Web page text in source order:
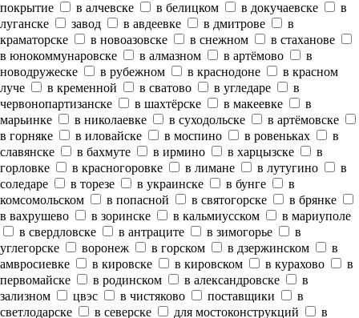
покрытие
в алчевске в белицком в докучаевске
в
луганске
завод в авдеевке в дмитрове
в
краматорске
в новоазовске в снежном
в стаханове
в юнокоммунаровске
в алмазном в артёмово
в
новодружеске
в рубежном в краснодоне
в красном
луче
в кременной в сватово в угледаре
в
червонопартизанске
в шахтёрске в макеевке
в
марьинке
в николаевке в суходольске
в артёмовске
в горняке
в иловайске в моспино в ровеньках
в
славянске
в бахмуте в ирмино в харцызске
в
горловке
в красногоровке в лимане в лутугино
в
соледаре
в торезе в украинске в бунге
в
комсомольском
в попасной в святогорске
в брянке
в вахрушево
в зоринске в кальмиусском
в мариуполе
в свердловске
в антраците в зимогорье
в
углегорске
воронеж в горском в дзержинском
в
амвросиевке
в кировске в кировском в курахово
в
первомайске
в родинском в александровске
в
зализном
цвэс в чистяково поставщики
в
светлодарске
в северске для мостоконструкций в